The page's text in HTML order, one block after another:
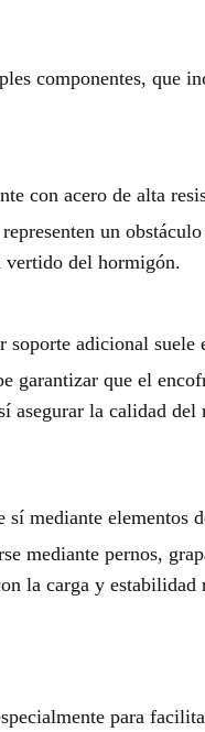
componentes, que
con acero de alta
un
del hormigón.
adicional suele
garantizar que el
asegurar la calidad del
mediante elementos
mediante pernos,
la carga y estabilidad
para